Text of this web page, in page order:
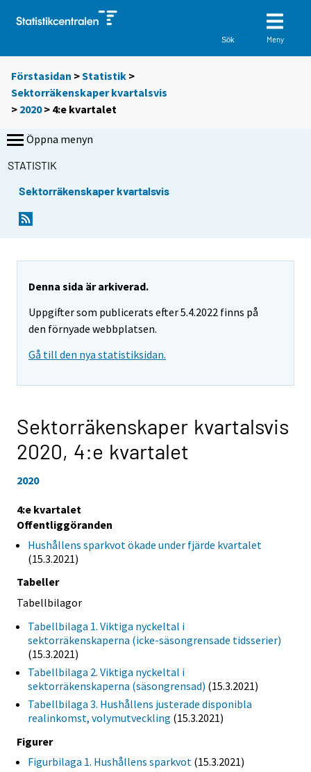
Sök Meny
Förstasidan >Statistik >
Sektorräkenskaper kvartalsvis
> 2020> 4:e kvartalet
Öppna menyn
STATISTIK
Sektorräkenskaper kvartalsvis
Denna sida är arkiverad.
Uppgifter som publicerats efter 5.4.2022 finns på
den förnyade webbplatsen.
Gå till den nya statistiksidan.
Sektorräkenskaper kvartalsvis
2020, 4:e kvartalet
2020
4:e kvartalet
Offentliggöranden
Hushållens sparkvot ökade under fjärde kvartalet
(15.3.2021)
Tabeller
Tabellbilagor
Tabellbilaga 1. Viktiga nyckeltal i
sektorräkenskaperna (icke-säsongrensade tidsserier)
(15.3.2021)
Tabellbilaga 2. Viktiga nyckeltal i
sektorräkenskaperna (säsongrensad) (15.3.2021)
Tabellbilaga 3. Hushållens justerade disponibla
realinkomst, volymutveckling (15.3.2021)
Figurer
Figurbilaga 1. Hushållens sparkvot (15.3.2021)